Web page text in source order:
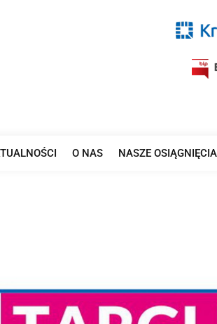
O NAS NASZE OSIĄGNIĘCIA